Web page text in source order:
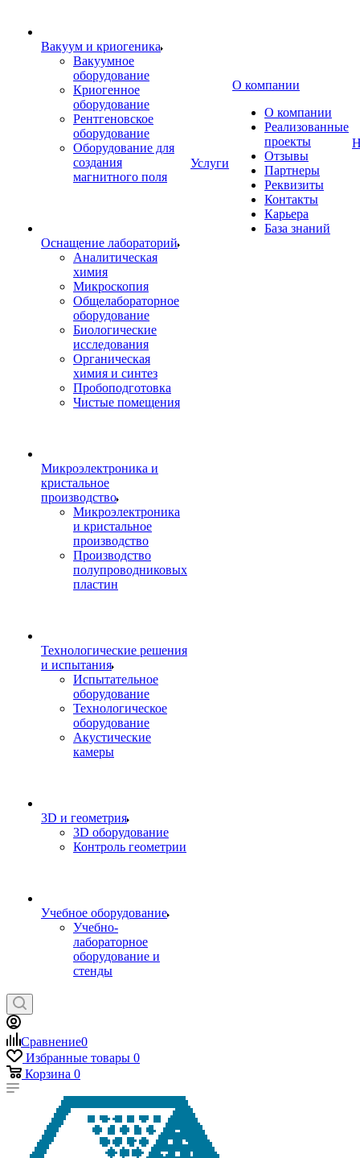
Вакуум и криогеника
Вакуумное
оборудование
Криогенное
оборудование
Рентгеновское
оборудование
Оборудование для
создания
магнитного поля
Оснащение лабораторий
Аналитическая
химия
Микроскопия
Общелабораторное
оборудование
Биологические
исследования
Органическая
химия и синтез
Пробоподготовка
Чистые помещения
Микроэлектроника и
кристальное
производство
Микроэлектроника
и кристальное
производство
Производство
полупроводниковых
пластин
Технологические решения
и испытания
Испытательное
оборудование
Технологическое
оборудование
Акустические
камеры
3D и геометрия
3D оборудование
Контроль геометрии
Учебное оборудование
Учебно-
лабораторное
оборудование и
стенды
Услуги
О компании
О компании
Реализованные
проекты
Отзывы
Партнеры
Реквизиты
Контакты
Карьера
База знаний
Сравнение0
Избранные товары 0
Корзина 0